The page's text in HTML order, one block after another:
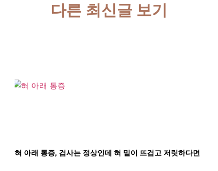
다른 최신글 보기
혀 아래 통증, 검사는 정상인데 혀 밑이 뜨겁고 저릿하다면